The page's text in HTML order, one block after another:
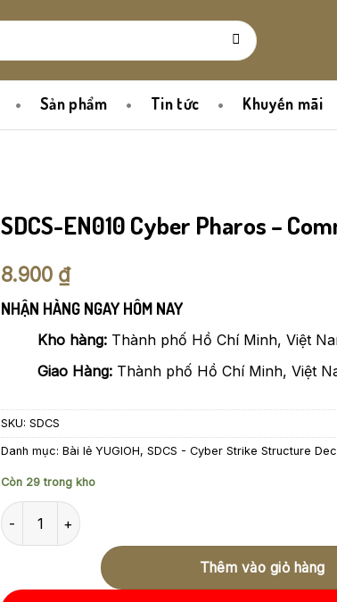
Sản phẩm Tin tức Khuyến mãi
SDCS-EN010 Cyber Pharos –
8.900 ₫
NHẬN HÀNG NGAY HÔM NAY
Kho hàng: Thành phố Hồ Chí Minh, Việt
Giao Hàng: Thành phố Hồ Chí Minh, Việt
SKU: SDCS
Danh mục: Bài lẻ YUGIOH, SDCS - Cyber Strike Structure
Còn 29 trong kho
SDCS-EN010 Cyber Pharos – Common số lượng
Thêm vào giỏ hàng